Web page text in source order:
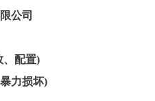
公司
、配置)
力损坏)